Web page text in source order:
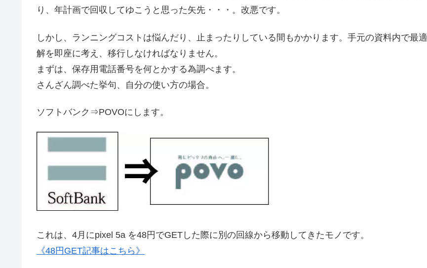
り、年計画で回収してゆこうと思った矢先・・・。改悪です。
しかし、ランニングコストは悩んだり、止まったりしている間もかかります。手元の資料内で最適
解を即座に考え、移行しなければなりません。
まずは、保存用電話番号を何とかする為調べます。
さんざん調べた挙句、自分の使い方の場合。
ソフトバンク⇒POVOにします。
これは、4月にpixel 5a を48円でGETした際に別の回線から移動してきたモノです。
《48円GET記事はこちら》